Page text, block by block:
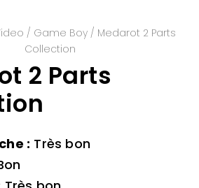
/ Game Boy / Medarot 2 Parts
Collection
2 Parts
: Très bon